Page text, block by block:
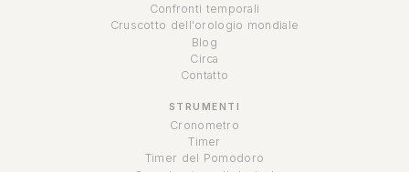
Confronti temporali
Cruscotto dell'orologio mondiale
Blog
Circa
Contatto
STRUMENTI
Cronometro
Timer
Timer del Pomodoro